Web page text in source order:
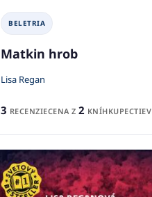
BELETRIA
Matkin hrob
Lisa Regan
3 RECENZIECENA Z 2 KNÍHKUPECTIEV